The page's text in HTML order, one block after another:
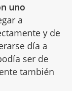
uno
a
y de
día a
ser de
también